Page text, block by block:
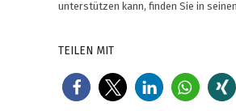
unterstützen kann, finden Sie in
TEILEN MIT